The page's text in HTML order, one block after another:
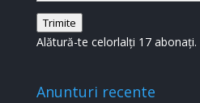
e-
mail
Trimite
Alătură-te celorlalți 17 abonați.
Anunturi recente